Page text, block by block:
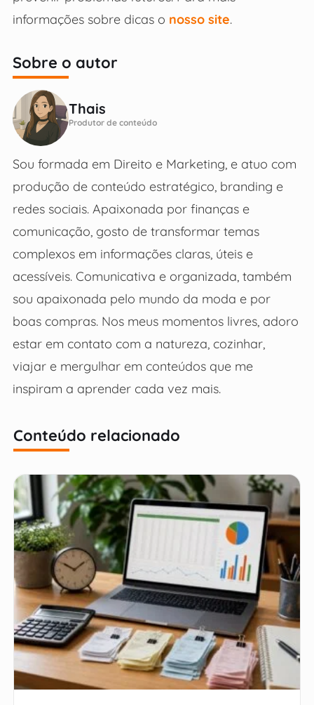
informações sobre dicas o nosso site.
Sobre o autor
Thais
Produtor de conteúdo
Sou formada em Direito e Marketing, e atuo com
produção de conteúdo estratégico, branding e
redes sociais. Apaixonada por finanças e
comunicação, gosto de transformar temas
complexos em informações claras, úteis e
acessíveis. Comunicativa e organizada, também
sou apaixonada pelo mundo da moda e por
boas compras. Nos meus momentos livres, adoro
estar em contato com a natureza, cozinhar,
viajar e mergulhar em conteúdos que me
inspiram a aprender cada vez mais.
Conteúdo relacionado